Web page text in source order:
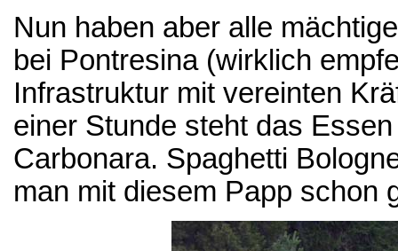
Nun haben aber alle
bei Pontresina (wirklich
Infrastruktur mit vereinten
einer Stunde steht das
Carbonara. Spaghetti
man mit diesem Papp schon